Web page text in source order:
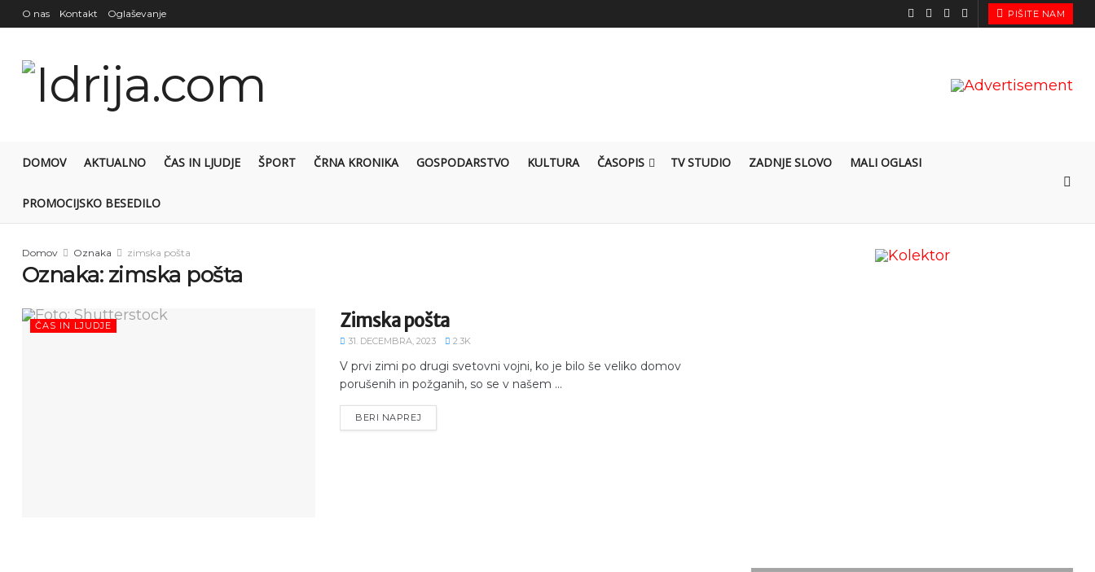
O nas Kontakt Oglaševanje PIŠITE NAM
DOMOV AKTUALNO ČAS IN LJUDJE ŠPORT ČRNA KRONIKA GOSPODARSTVO KULTURA ČASOPIS TV STUDIO ZADNJE SLOVO MALI OGLASI
PROMOCIJSKO BESEDILO
Domov Oznaka zimska pošta
Oznaka: zimska pošta
ČAS IN LJUDJE Zimska pošta
31. DECEMBRA, 2023 2.3K
V prvi zimi po drugi svetovni vojni, ko je bilo še veliko domov
porušenih in požganih, so se v našem ...
BERI NAPREJ